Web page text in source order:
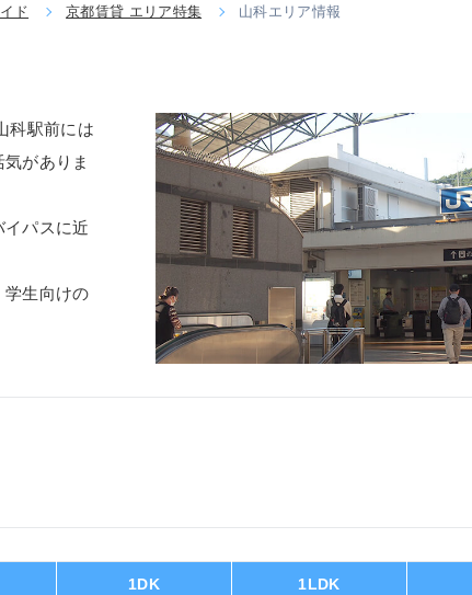
ド 京都賃貸 エリア特集 山科エリア情報
科駅前には
がありま
パスに近
学生向けの
1DK 1LDK